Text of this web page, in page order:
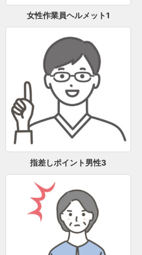
女性作業員ヘルメット1
指差しポイント男性3